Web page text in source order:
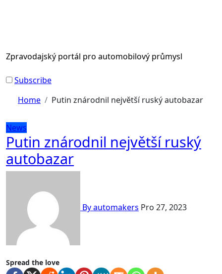
Zpravodajský portál pro automobilový průmysl
Subscribe
Home
Putin znárodnil největší ruský autobazar
News
Putin znárodnil největší ruský
autobazar
By automakers Pro 27, 2023
Spread the love